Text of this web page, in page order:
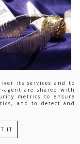
its services and to
agent are shared with
metrics to ensure
and to detect and
IT